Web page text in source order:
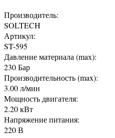
Производитель:
SOLTECH
Артикул:
ST-595
Давление материала (max):
230 Бар
Производительность (max):
3.00 л/мин
Мощность двигателя:
2.20 кВт
Напряжение питания:
220 В